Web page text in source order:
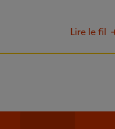
Lire le fil